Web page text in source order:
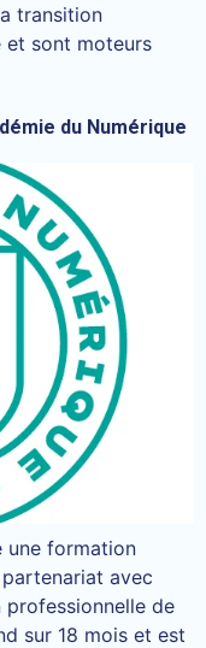
transition
et sont moteurs
du Numérique
une formation
avec
professionnelle de
sur 18 mois et est